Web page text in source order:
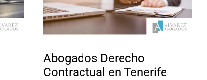
Abogados Derecho
Contractual en Tenerife